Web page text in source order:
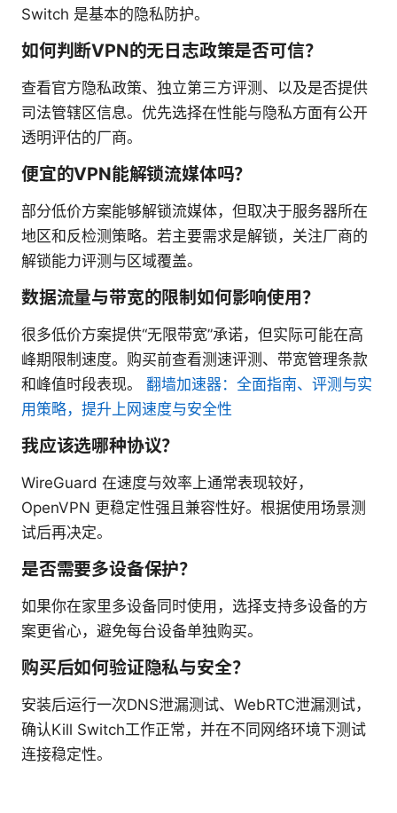
Switch 是基本的隐私防护。
如何判断VPN的无日志政策是否可信？
查看官方隐私政策、独立第三方评测、以及是否提供
司法管辖区信息。优先选择在性能与隐私方面有公开
透明评估的厂商。
便宜的VPN能解锁流媒体吗？
部分低价方案能够解锁流媒体，但取决于服务器所在
地区和反检测策略。若主要需求是解锁，关注厂商的
解锁能力评测与区域覆盖。
数据流量与带宽的限制如何影响使用？
很多低价方案提供“无限带宽”承诺，但实际可能在高
峰期限制速度。购买前查看测速评测、带宽管理条款
和峰值时段表现。 翻墙加速器：全面指南、评测与实
用策略，提升上网速度与安全性
我应该选哪种协议？
WireGuard 在速度与效率上通常表现较好，
OpenVPN 更稳定性强且兼容性好。根据使用场景测
试后再决定。
是否需要多设备保护？
如果你在家里多设备同时使用，选择支持多设备的方
案更省心，避免每台设备单独购买。
购买后如何验证隐私与安全？
安装后运行一次DNS泄漏测试、WebRTC泄漏测试，
确认Kill Switch工作正常，并在不同网络环境下测试
连接稳定性。